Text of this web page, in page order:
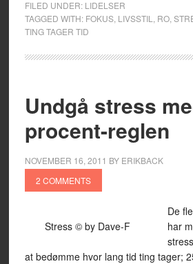
FILED UNDER: LIDELSER
TAGGED WITH: FOKUS, LIVSSTIL RO,
TING TAGER TID
Undgå stress
procent-reglen
NOVEMBER 16, 2011 BY ERIKBACK
2 COMMENTS
Stress © by Dave-F
De
har
at bedømme hvor lang tid ting tager;